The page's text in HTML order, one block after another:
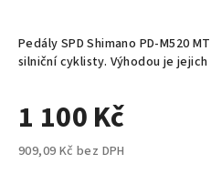
Pedály SPD Shimano PD-M520
silniční cyklisty. Výhodou je jejich
1 100 Kč
909,09 Kč bez DPH